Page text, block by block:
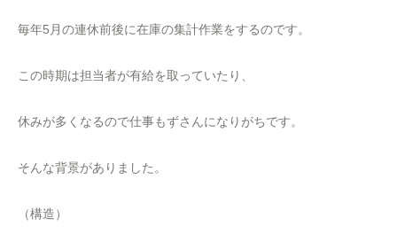
毎年5月の連休前後に在庫の集計作業をするのです。
この時期は担当者が有給を取っていたり、
休みが多くなるので仕事もずさんになりがちです。
そんな背景がありました。
（構造）